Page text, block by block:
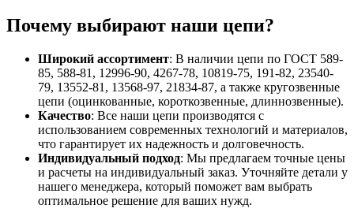
Почему выбирают наши цепи?
Широкий ассортимент: В наличии цепи по ГОСТ 589-
85, 588-81, 12996-90, 4267-78, 10819-75, 191-82, 23540-
79, 13552-81, 13568-97, 21834-87, а также кругозвенные
цепи (оцинкованные, короткозвенные, длиннозвенные).
Качество: Все наши цепи производятся с
использованием современных технологий и материалов,
что гарантирует их надежность и долговечность.
Индивидуальный подход: Мы предлагаем точные цены
и расчеты на индивидуальный заказ. Уточняйте детали у
нашего менеджера, который поможет вам выбрать
оптимальное решение для ваших нужд.